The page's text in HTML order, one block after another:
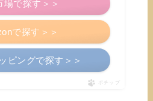
で探す＞＞
場で探す＞＞
ピングで探す＞＞
ポチップ